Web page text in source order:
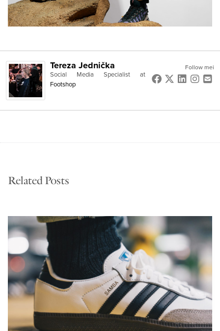
Follow mei
Tereza Jednička
Social Media Specialist at
Footshop
Related Posts